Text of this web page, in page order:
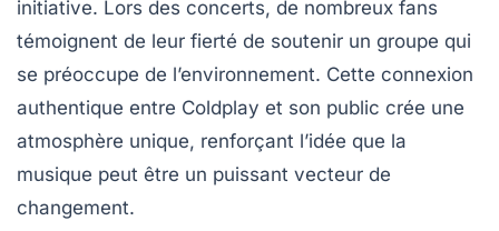
initiative. Lors des concerts, de nombreux fans
témoignent de leur fierté de soutenir un groupe qui
se préoccupe de l’environnement. Cette connexion
authentique entre Coldplay et son public crée une
atmosphère unique, renforçant l’idée que la
musique peut être un puissant vecteur de
changement.